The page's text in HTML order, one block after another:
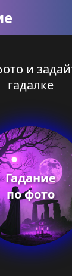
и
гадалке
Гадание
по фото